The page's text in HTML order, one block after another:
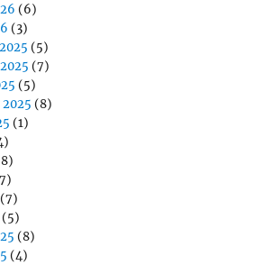
(6)
(3)
(5)
(7)
(5)
(8)
(1)
(7)
(5)
(8)
(4)